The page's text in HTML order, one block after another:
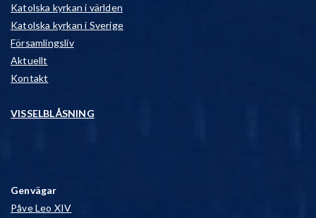
Katolska kyrkan i världen
Katolska kyrkan i Sverige
Församlingsliv
Aktuellt
Kontakt
VISSELBLÅSNING
Genvägar
Påve Leo XIV